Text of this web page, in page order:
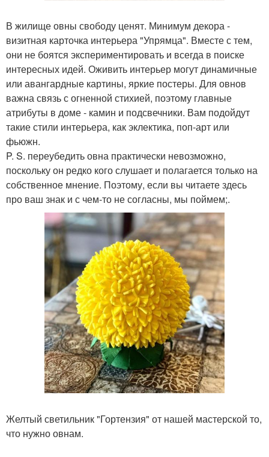
В жилище овны свободу ценят. Минимум декора -
визитная карточка интерьера "Упрямца". Вместе с тем,
они не боятся экспериментировать и всегда в поиске
интересных идей. Оживить интерьер могут динамичные
или авангардные картины, яркие постеры. Для овнов
важна связь с огненной стихией, поэтому главные
атрибуты в доме - камин и подсвечники. Вам подойдут
такие стили интерьера, как эклектика, поп-арт или
фьюжн.
P. S. переубедить овна практически невозможно,
поскольку он редко кого слушает и полагается только на
собственное мнение. Поэтому, если вы читаете здесь
про ваш знак и с чем-то не согласны, мы поймем;.
Желтый светильник "Гортензия" от нашей мастерской то,
что нужно овнам.